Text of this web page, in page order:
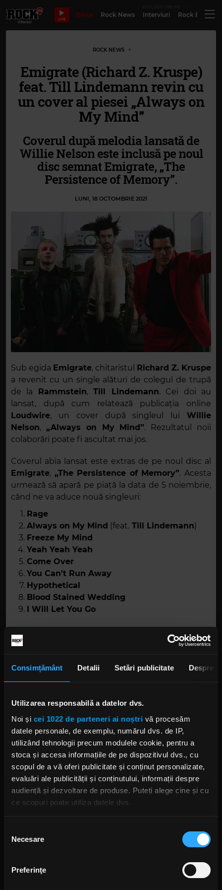
Consimțământ Detalii Setări publicitate Despre
Utilizarea responsabilă a datelor dvs.
Noi și cei 1022 de parteneri ai noștri vă procesăm
datele personale, de exemplu, numărul dvs. de IP,
utilizând tehnologii precum modulele cookie, pentru a
stoca și accesa informațiile de pe dispozitivul dvs., cu
scopul de a vă oferi publicitate și conținut personalizate,
evaluări ale publicității și conținutului, informații despre
audiență și dezvoltare de produse. Puteți alege cine și cu
ce scopuri poate utiliza datele dvs.
Să colectăm informațiile cu privire la locația dvs.
Să vă identificăm dispozitivul scanândul-l în mod
activ după caracteristici specifice (amprentare)
consimțământului
Necesare
Preferinţe
LIVE
Bilete Rock News Interviuri Rock
ROCK NEWS
Emigrate (Richard Z. Kruspe)
feat. Till Lindemann revin cu
un cover al piesei „Always on
My Mind”
Coverul după melodia lansată de
Willie Nelson este inclusă pe noul
disc semnat Emigrate, „The
Persistence of Memory”.
LUNI, 18 OCTOMBRIE 2021
Sub egida Emigrate, chitaristul Richard Z. Kruspe
a revenit cu un single alături de colegul de trupă
de la Rammstein,Till Lindemann. Cei doi au
lansat, după cum relatează publicația online
Loudwire, un cover după singleul lui Willie
Nelson, „Always on My Mind”. Rezultatul noii
colaborări poate fi ascultat mai jos.
Coverul abia lansat este extras de pe noul disc al
Emigrate, „The Persistence of Memory”. Acesta
urmează să apară pe piață la data de 5 noiembrie,
când ne va aduce nouă singleuri:
Rage
Always on My Mind (feat. Till Lindemann)
Freeze My Mind
Yeah Yeah Yeah
Come Over
You Can't Run Away
Hypothetical
Blood Stained Wedding
I Will Let You Go
Foto: Facebook, Emigrate
EMIGRATE RICHARD Z KRUSPE RAMMSTEIN TILL LINDEMANN
Green Day a lansat un canal
YouTube cu transmisie non-stop